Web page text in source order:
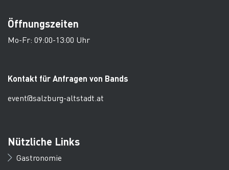
Öffnungszeiten
Mo-Fr: 09:00-13:00 Uhr
Kontakt für Anfragen von Bands
event@salzburg-altstadt.at
Nützliche Links
Gastronomie